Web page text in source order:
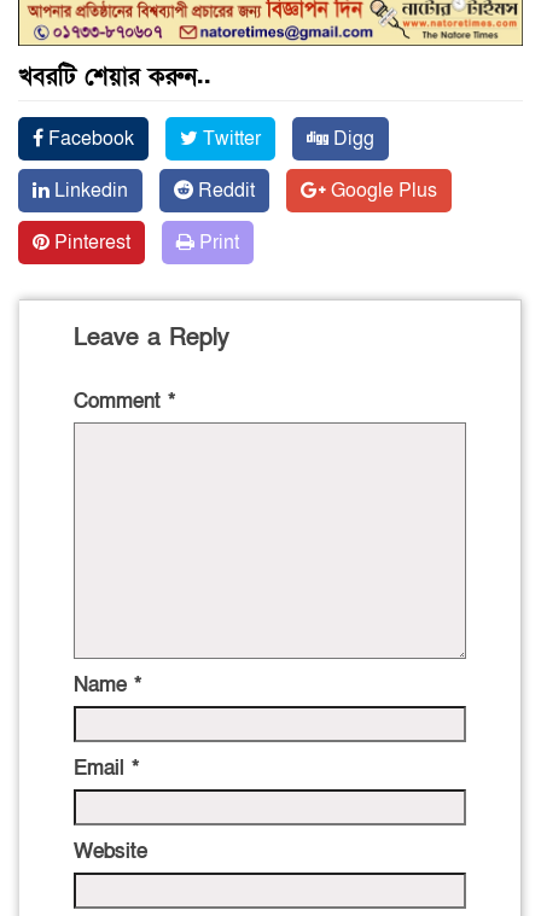
খবরটি শেয়ার করুন..
Facebook Twitter
Digg
Linkedin
Reddit
Google Plus
Pinterest
Print
Leave a Reply
Comment *
Name *
Email *
Website